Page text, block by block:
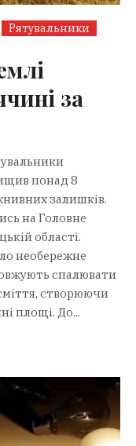
Рятувальники
за
понад 8
залишків.
на Головне
області.
необережне
спалювати
створюючи
площі. До...